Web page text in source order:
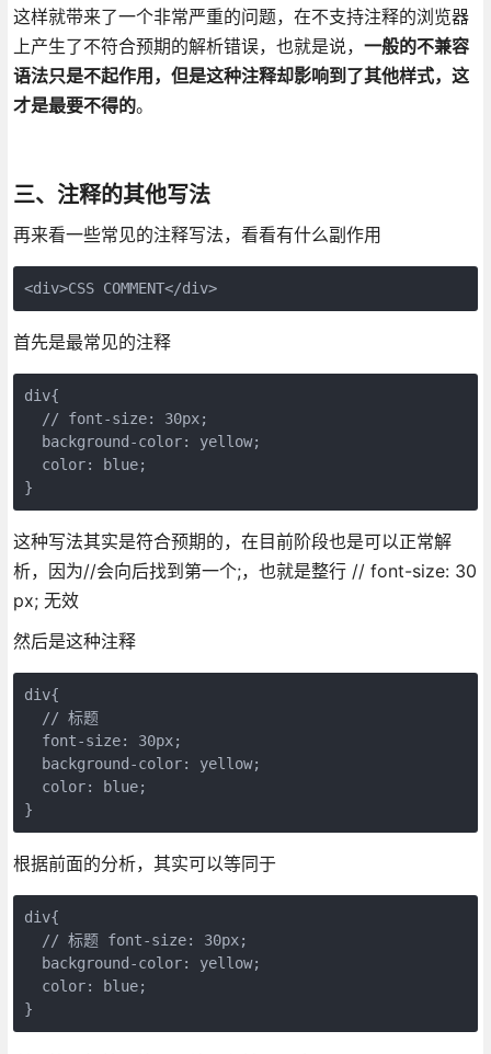
这样就带来了一个非常严重的问题，在不支持注释的浏览器
上产生了不符合预期的解析错误，也就是说， 一般的不兼容
语法只是不起作用，但是这种注释却影响到了其他样式，这
才是最要不得的。
三、注释的其他写法
再来看一些常见的注释写法，看看有什么副作用
<div>CSS COMMENT</div>
首先是最常见的注释
div{
  // font-size: 30px;
  background-color: yellow;
  color: blue;
}
这种写法其实是符合预期的，在目前阶段也是可以正常解
析，因为//会向后找到第一个;，也就是整行 // font-size: 30
px; 无效
然后是这种注释
div{
  // 标题
  font-size: 30px;
  background-color: yellow;
  color: blue;
}
根据前面的分析，其实可以等同于
div{
  // 标题 font-size: 30px;
  background-color: yellow;
  color: blue;
}